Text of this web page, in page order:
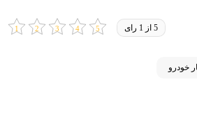
5 از 1 رای
خودرو